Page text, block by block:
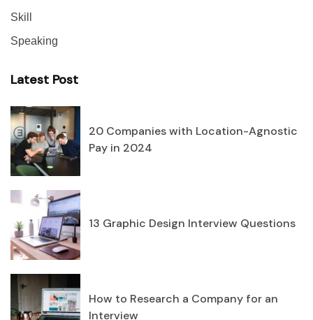
Skill
Speaking
Latest Post
20 Companies with Location-Agnostic
Pay in 2024
13 Graphic Design Interview Questions
How to Research a Company for an
Interview